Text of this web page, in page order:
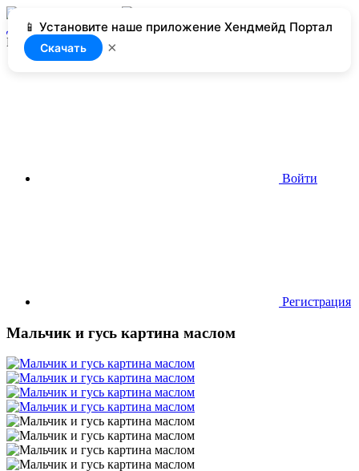
📱 Установите наше приложение Хендмейд Портал
Скачать ×
Добавить
Нет доступа
Войти
Регистрация
Мальчик и гусь картина маслом